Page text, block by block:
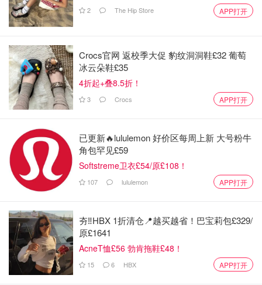
图片来自于@alina-rossoshanska/pexels，版权属于原作者
尔大道 (Boulevard Saint-Michel) 驶出，沿盖吕萨克街
(Rue Gay-Lussac) 走，然后沿勒戈夫街 (Rue Le Goff)
行驶，到达马勒伯朗什街 (Rue Malebranche)
然后直行至Place de la Contrescarpe，从拉塞佩德街
des Plantes)，植物园里可以仔细观察一番各种稀有的
植物品种~
然后回到奥斯特利茨码头（Quai d’Austerlitz），然后
沿着该码头到达西蒙娜·德·波伏娃人行桥（La
2 The Hip Store APP打开
Crocs官网 返校季大促 豹纹洞洞鞋£32 葡萄
冰云朵鞋£35
4折起+叠8.5折！
3 Crocs APP打开
已更新🔥lululemon 好价区每周上新 大号粉牛
角包罕见£59
Softstreme卫衣£54/原£108！
107 lululemon APP打开
夯‼️HBX 1折清仓📍越买越省！巴宝莉包£329/
原£1641
AcneT恤£56 勃肯拖鞋£48！
15 6 HBX APP打开